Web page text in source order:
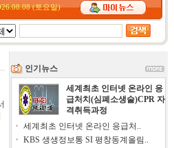
(토요일)
인기뉴스
세계최초 인터넷 온라인 응
급처치(심폐소생술)CPR 자
격취득과정
세계최초 인터넷 온라인 응급처..
KBS 생생정보통 SI 평창동계올림..